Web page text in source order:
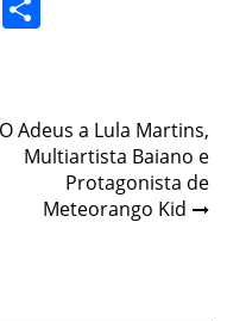
O Adeus a Lula Martins,
Multiartista Baiano e
Protagonista de
Meteorango Kid